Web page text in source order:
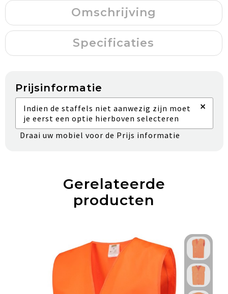
Omschrijving
Specificaties
Prijsinformatie
Indien de staffels niet aanwezig zijn moet
je eerst een optie hierboven selecteren
×
Draai uw mobiel voor de Prijs informatie
Gerelateerde
producten